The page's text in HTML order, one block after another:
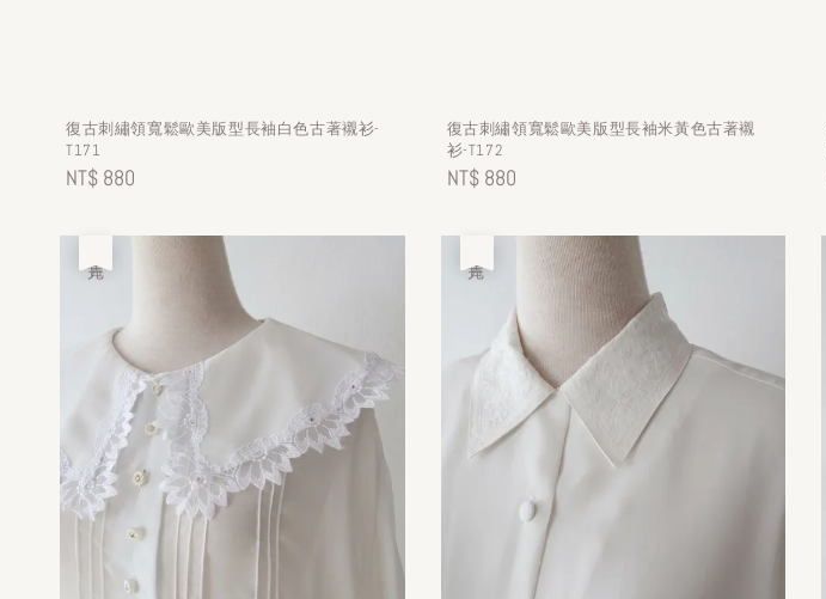
復古刺繡領寬鬆歐美版型長袖白色古著襯衫-
T171
Regular
NT$ 880
復古刺繡領寬鬆歐美版型長袖米黃色古著襯
衫-T172
Regular
NT$ 880